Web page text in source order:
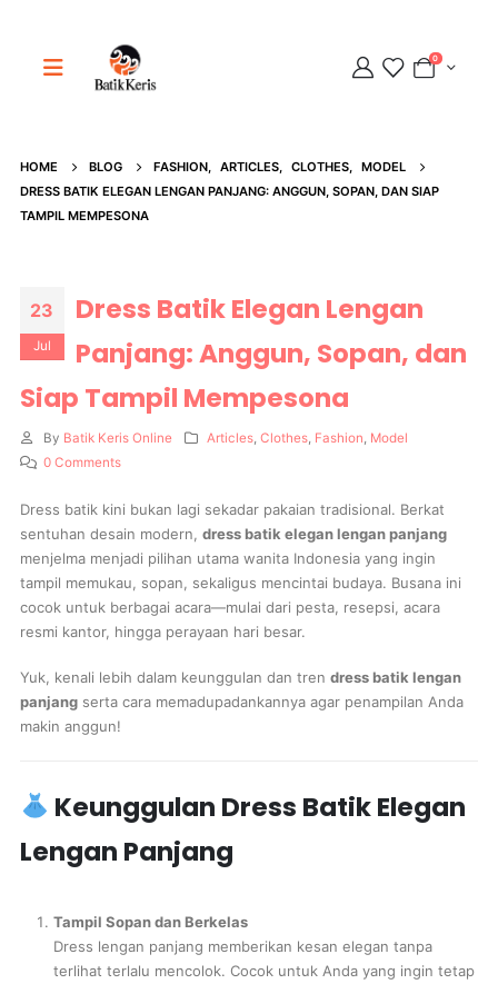
0
HOME BLOG FASHION, ARTICLES, CLOTHES, MODEL
DRESS BATIK ELEGAN LENGAN PANJANG: ANGGUN, SOPAN, DAN SIAP
TAMPIL MEMPESONA
23
Jul
Dress Batik Elegan Lengan
Panjang: Anggun, Sopan, dan
Siap Tampil Mempesona
By Batik Keris Online Articles,Clothes, Fashion, Model
0 Comments
Dress batik kini bukan lagi sekadar pakaian tradisional. Berkat
sentuhan desain modern, dress batik elegan lengan panjang
menjelma menjadi pilihan utama wanita Indonesia yang ingin
tampil memukau, sopan, sekaligus mencintai budaya. Busana ini
cocok untuk berbagai acara—mulai dari pesta, resepsi, acara
resmi kantor, hingga perayaan hari besar.
Yuk, kenali lebih dalam keunggulan dan tren dress batik lengan
panjangserta cara memadupadankannya agar penampilan Anda
makin anggun!
Keunggulan Dress Batik Elegan
Lengan Panjang
Tampil Sopan dan Berkelas
Dress lengan panjang memberikan kesan elegan tanpa
terlihat terlalu mencolok. Cocok untuk Anda yang ingin tetap
Adipati